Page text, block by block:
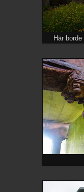
Här